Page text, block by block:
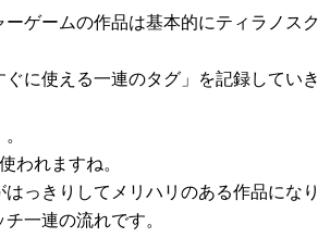
ゲームの作品は基本的にティラノス
に使える一連のタグ」を記録していき
われますね。
っきりしてメリハリのある作品になり
一連の流れです。